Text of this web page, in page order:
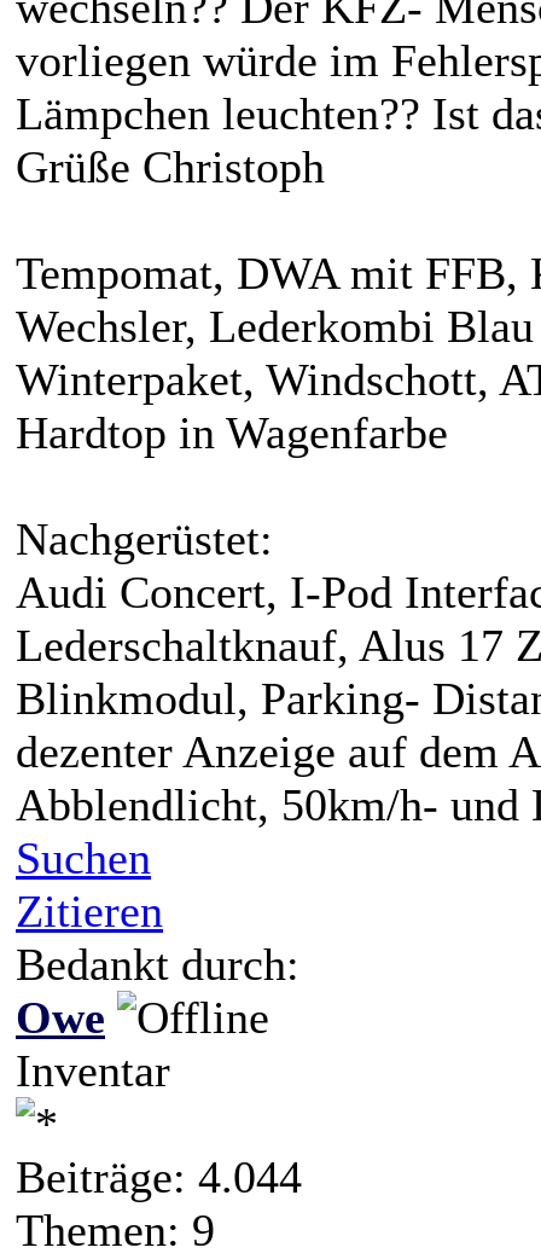
vorliegen würde im
Lämpchen leuchten?? Ist
Grüße Christoph
Tempomat, DWA mit FFB,
Wechsler, Lederkombi
Winterpaket, Windschott,
Hardtop in Wagenfarbe
Nachgerüstet:
Audi Concert, I-Pod
Lederschaltknauf, Alus 17
Blinkmodul, Parking-
dezenter Anzeige auf dem
Abblendlicht, 50km/h- und
Suchen
Zitieren
Bedankt durch:
Owe
Inventar
Beiträge: 4.044
Themen: 9